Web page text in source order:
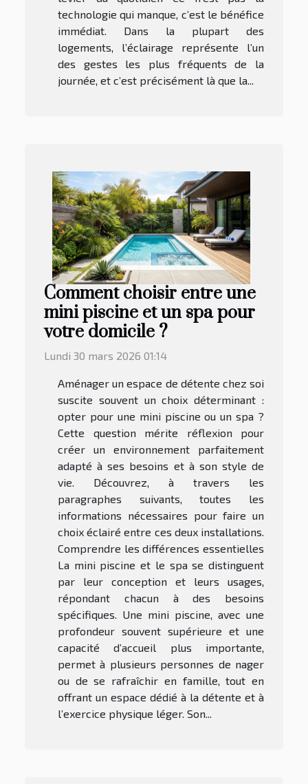
technologie qui manque, c’est le bénéfice
immédiat. Dans la plupart des
logements, l’éclairage représente l’un
des gestes les plus fréquents de la
journée, et c’est précisément là que la...
Comment choisir entre une
mini piscine et un spa pour
votre domicile ?
Lundi 30 mars 2026 01:14
Aménager un espace de détente chez soi
suscite souvent un choix déterminant :
opter pour une mini piscine ou un spa ?
Cette question mérite réflexion pour
créer un environnement parfaitement
adapté à ses besoins et à son style de
vie. Découvrez, à travers les
paragraphes suivants, toutes les
informations nécessaires pour faire un
choix éclairé entre ces deux installations.
Comprendre les différences essentielles
La mini piscine et le spa se distinguent
par leur conception et leurs usages,
répondant chacun à des besoins
spécifiques. Une mini piscine, avec une
profondeur souvent supérieure et une
capacité d’accueil plus importante,
permet à plusieurs personnes de nager
ou de se rafraîchir en famille, tout en
offrant un espace dédié à la détente et à
l’exercice physique léger. Son...